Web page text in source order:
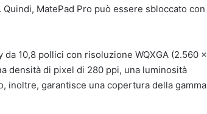
MatePad Pro può essere sbloccato con
10,8 pollici con risoluzione WQXGA (2.560 x
densità di pixel di 280 ppi, una luminosità
inoltre, garantisce una copertura della gamma